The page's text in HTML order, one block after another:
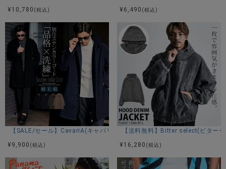
モデル
Youssef：身長182cm A柄･E柄 XLサイズ着用
Youssef：身長182cm B柄･C柄･D柄 Lサイズ着用
カラー展開
A柄/B柄/C柄/D柄/E柄
¥ 10,780 (税込)
¥ 6,490 (税込)
【SALE/セール】CavariA(キャバリア)別注ドロップショルダーステンカ
¥ 9,900 (税込)
【送料無料】Bitter select(ビター
¥ 16,280 (税込)